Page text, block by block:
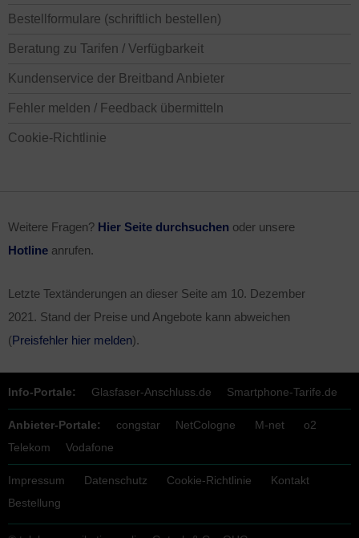
Bestellformulare (schriftlich bestellen)
Beratung zu Tarifen / Verfügbarkeit
Kundenservice der Breitband Anbieter
Fehler melden / Feedback übermitteln
Cookie-Richtlinie
Weitere Fragen? Hier Seite durchsuchen oder unsere
Hotline anrufen.
Letzte Textänderungen an dieser Seite am 10. Dezember
2021 . Stand der Preise und Angebote kann abweichen
(Preisfehler hier melden).
Info-Portale: Glasfaser-Anschluss.de Smartphone-Tarife.de
Anbieter-Portale: congstar NetCologne M-net
o2
Telekom
Vodafone
Impressum Datenschutz Cookie-Richtlinie
Kontakt
Bestellung